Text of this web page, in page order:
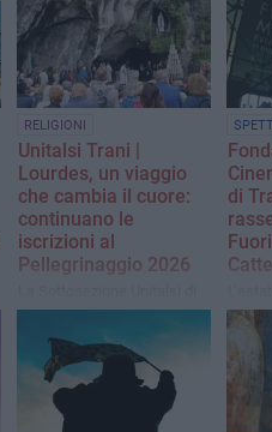
RELIGIONI
Unitalsi Trani |
Lourdes, un viaggio
che cambia il cuore:
continuano le
iscrizioni al
Pellegrinaggio 2026
Trani, con i gruppi di
Bisceglie e Corato,
organizza il tradizionale
pellegrinaggio di settembre ,
per vivere un'esperienza di
fede, condivisione e servizio
di
delle
del